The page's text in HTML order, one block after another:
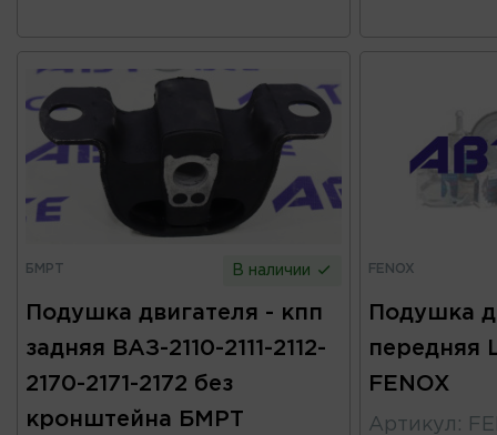
БМРТ В наличии
Подушка двигателя - кпп
задняя ВАЗ-2110-2111-2112-
2170-2171-2172 без
кронштейна БМРТ
FENOX
Подушка
передняя
FENOX
Артикул :